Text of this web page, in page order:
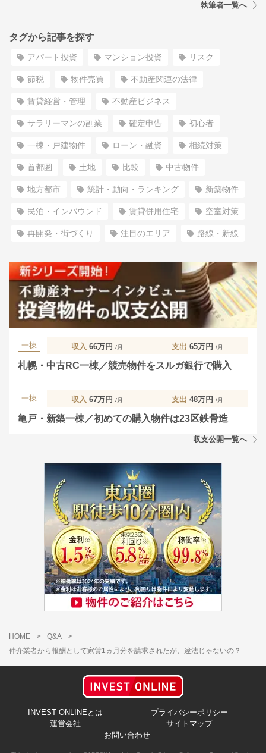
執筆者一覧へ
タグから記事を探す
アパート投資 マンション投資 リスク
節税 物件売買 不動産関連の法律
賃貸経営・管理 不動産ビジネス
サラリーマンの副業 確定申告 初心者
一棟・戸建物件 ローン・融資 相続対策
首都圏 土地 比較 中古物件
地方都市 統計・動向・ランキング 新築物件
民泊・インバウンド 賃貸併用住宅 空室対策
再開発・街づくり 注目のエリア 路線・新線
一棟 収入 66万円 /月 支出 65万円 /月
札幌・中古RC一棟／競売物件をスルガ銀行で購入
一棟 収入 67万円 /月 支出 48万円 /月
亀戸・新築一棟／初めての購入物件は23区鉄骨造
収支公開一覧へ
HOME > Q&A
>
仲介業者から報酬として家賃1ヵ月分を請求されたが、違法じゃないの？
INVEST ONLINEとは
プライバシーポリシー
運営会社
サイトマップ
お問い合わせ